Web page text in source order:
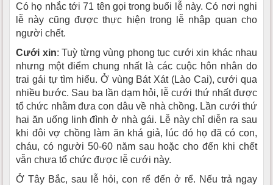
Có họ nhắc tới 71 tên gọi trong buổi lễ này. Có nơi nghi
lễ này cũng được thực hiện trong lễ nhập quan cho
người chết.
Cưới xin: Tuỳ từng vùng phong tục cưới xin khác nhau
nhưng một điểm chung nhất là các cuộc hôn nhân do
trai gái tự tìm hiểu. Ở vùng Bát Xát (Lào Cai), cưới qua
nhiều bước. Sau ba lần dạm hỏi, lễ cưới thứ nhất được
tổ chức nhằm đưa con dâu về nhà chồng. Lần cưới thứ
hai ăn uống linh đình ở nhà gái. Lễ này chỉ diễn ra sau
khi đôi vợ chồng làm ăn khá giả, lúc đó họ đã có con,
cháu, có người 50-60 năm sau hoặc cho đến khi chết
vẫn chưa tổ chức được lễ cưới này.
Ở Tây Bắc, sau lễ hỏi, con rể đến ở rể. Nếu trả ngay